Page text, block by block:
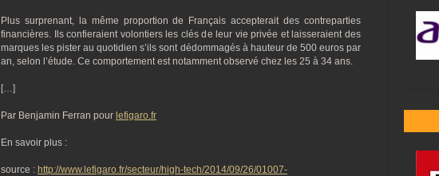
Plus surprenant, la même proportion de Français accepterait des contreparties
financières. Ils confieraient volontiers les clés de leur vie privée et laisseraient des
marques les pister au quotidien s’ils sont dédommagés à hauteur de 500 euros par
an, selon l’étude. Ce comportement est notamment observé chez les 25 à 34 ans.
[…]
Par Benjamin Ferran pour lefigaro.fr
En savoir plus :
source : http://www.lefigaro.fr/secteur/high-tech/2014/09/26/01007-